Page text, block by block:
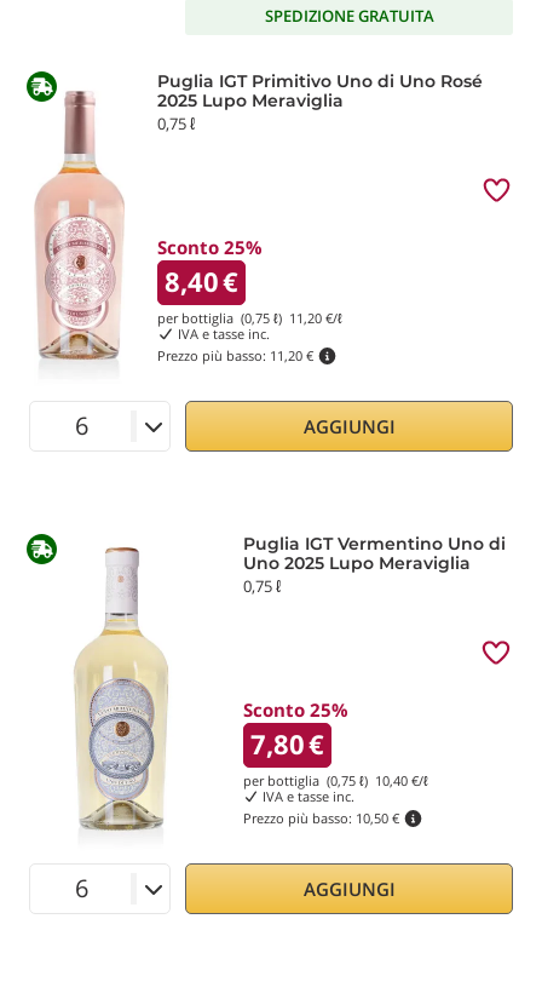
SPEDIZIONE GRATUITA
Puglia IGT Primitivo Uno di Uno Rosé
2025 Lupo Meraviglia
0,75 ℓ
Sconto 25%
8,40€
per bottiglia (0,75 ℓ) 11,20 €/ℓ
IVA e tasse inc.
Prezzo più basso: 11,20 €
AGGIUNGI
Puglia IGT Vermentino Uno di
Uno 2025 Lupo Meraviglia
0,75 ℓ
Sconto 25%
7,80€
per bottiglia (0,75 ℓ) 10,40€/ℓ
IVA e tasse inc.
Prezzo più basso: 10,50 €
AGGIUNGI